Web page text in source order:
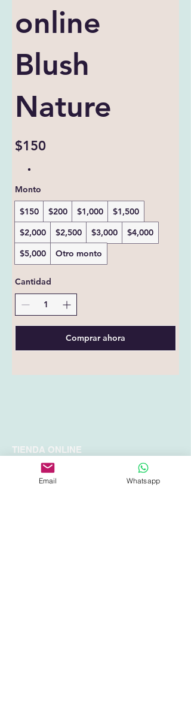
online
Blush
Nature
$150
Monto
$150 $200 $1,000
$1,500
$2,000
$2,500 $3,000
$4,000
$5,000
Otro monto
Cantidad
Comprar ahora
TIENDA ONLINE
CONTACTANOS
+52 55 100 35177
Email Whatsapp